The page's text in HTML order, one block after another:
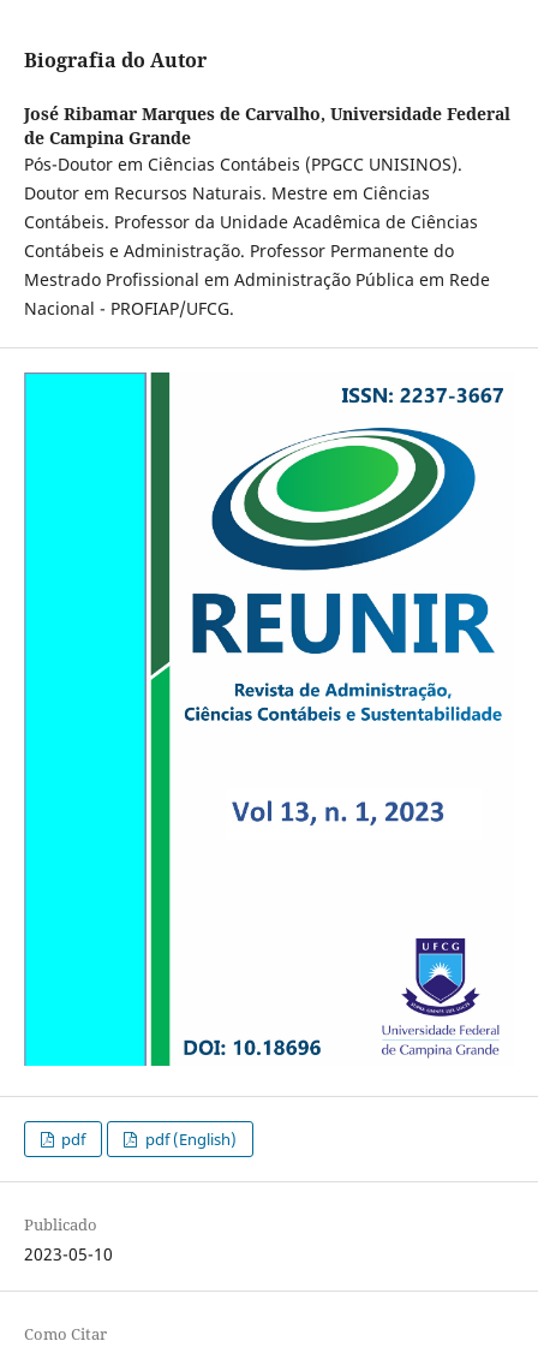
Biografia do Autor
José Ribamar Marques de Carvalho, Universidade Federal
de Campina Grande
Pós-Doutor em Ciências Contábeis (PPGCC UNISINOS).
Doutor em Recursos Naturais. Mestre em Ciências
Contábeis. Professor da Unidade Acadêmica de Ciências
Contábeis e Administração. Professor Permanente do
Mestrado Profissional em Administração Pública em Rede
Nacional - PROFIAP/UFCG.
pdf pdf (English)
Publicado
2023-05-10
Como Citar